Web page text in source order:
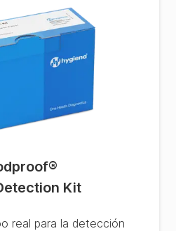
®
Kit
real para la detección